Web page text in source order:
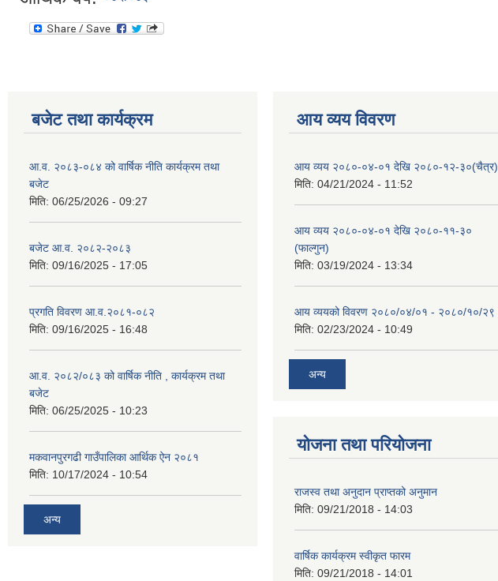
बजेट तथा कार्यक्रम
आ.व. २०८३-०८४ को वार्षिक नीति कार्यक्रम तथा
बजेट
मिति: 06/25/2026 - 09:27
बजेट आ.व. २०८२-२०८३
मिति: 09/16/2025 - 17:05
प्रगति विवरण आ.व.२०८१-०८२
मिति: 09/16/2025 - 16:48
आ.व. २०८२/०८३ को वार्षिक नीति , कार्यक्रम तथा
बजेट
मिति: 06/25/2025 - 10:23
मकवानपुरगढी गाउँपालिका आर्थिक ‌‌‌ऐन २०८१
मिति: 10/17/2024 - 10:54
अन्य
आय व्यय विवरण
आय व्यय २०८०-०४-०१ देखि २०८०-१२-३०(चैत्र)
मिति: 04/21/2024 - 11:52
आय व्यय २०८०-०४-०१ देखि २०८०-११-३०
(फाल्गुन)
मिति: 03/19/2024 - 13:34
आय व्ययको विवरण २०८०/०४/०१ - २०८०/१०/२९
मिति: 02/23/2024 - 10:49
अन्य
योजना तथा परियोजना
राजस्व तथा अनुदान प्राप्तको अनुमान
मिति: 09/21/2018 - 14:03
वार्षिक कार्यक्रम स्वीकृत फारम
मिति: 09/21/2018 - 14:01